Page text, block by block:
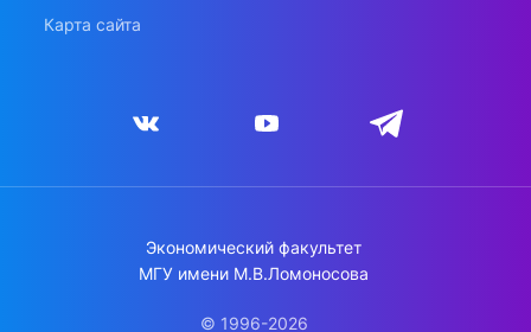
Карта сайта
Экономический факультет
МГУ имени М.В.Ломоносова
© 1996-2026